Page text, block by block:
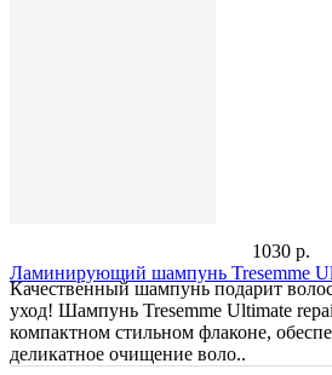
1030 р.
Ламинирующий шампунь Tresemmе
Качественный шампунь подарит
уход! Шампунь Tresemme Ultimate
компактном стильном флаконе,
деликатное очищение воло..